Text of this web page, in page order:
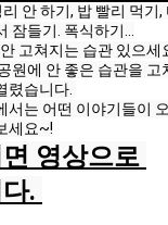
안 하기, 밥 빨리 먹기,
잠들기. 폭식하기…
고쳐지는 습관 있으세
원에 안 좋은 습관을 고
렸습니다.
서는 어떤 이야기들이
영상으로
.